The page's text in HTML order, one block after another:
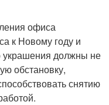
офиса
к Новому году и
украшения должны не
обстановку,
снятию